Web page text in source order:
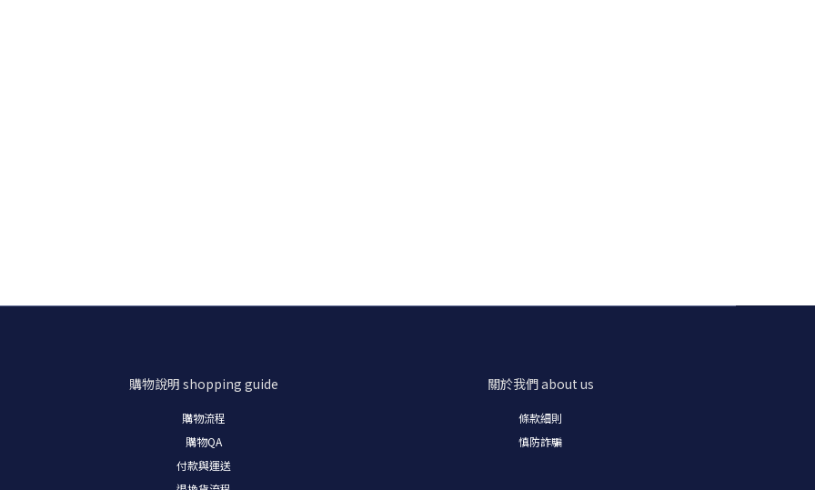
購物說明 shopping guide
購物流程
購物QA
付款與運送
關於我們about us
條款細則
慎防詐騙